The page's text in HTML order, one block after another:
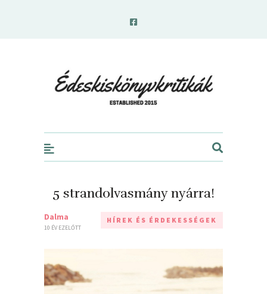
5 strandolvasmány nyárra!
Dalma
10 ÉV EZELŐTT
HÍREK ÉS ÉRDEKESSÉGEK